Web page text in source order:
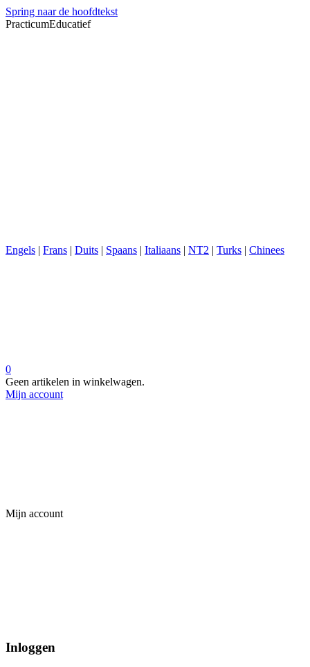
Spring naar de hoofdtekst
PracticumEducatief
Engels | Frans | Duits | Spaans | Italiaans | NT2 | Turks | Chinees
0
Geen artikelen in winkelwagen.
Mijn account
Mijn account
Inloggen